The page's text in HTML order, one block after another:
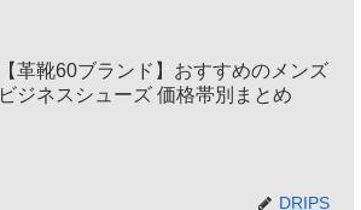
【革靴60ブランド】おすすめのメンズ
ビジネスシューズ 価格帯別まとめ
DRIPS